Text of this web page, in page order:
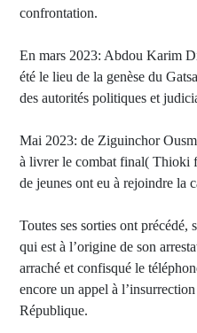
confrontation.
En mars 2023: Abdou Karim
été le lieu de la genèse du
des autorités politiques et
Mai 2023: de Ziguinchor
à livrer le combat final( Thioki
de jeunes ont eu à rejoindre la
Toutes ses sorties ont
qui est à l’origine de son
arraché et confisqué le
encore un appel à
République.